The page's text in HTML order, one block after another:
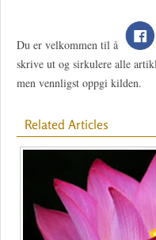
Du er velkommen til å
skrive ut og sirkulere alle
men vennligst oppgi kilden.
Related Articles